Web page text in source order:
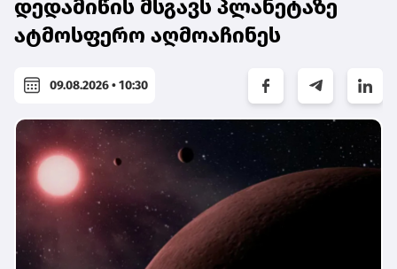
დედამიწის მსგავს პლანეტაზე
ატმოსფერო აღმოაჩინეს
09.08.2026 • 10:30